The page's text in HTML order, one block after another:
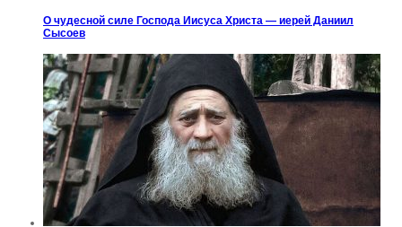
О чудесной силе Господа Иисуса Христа — иерей Даниил
Сысоев